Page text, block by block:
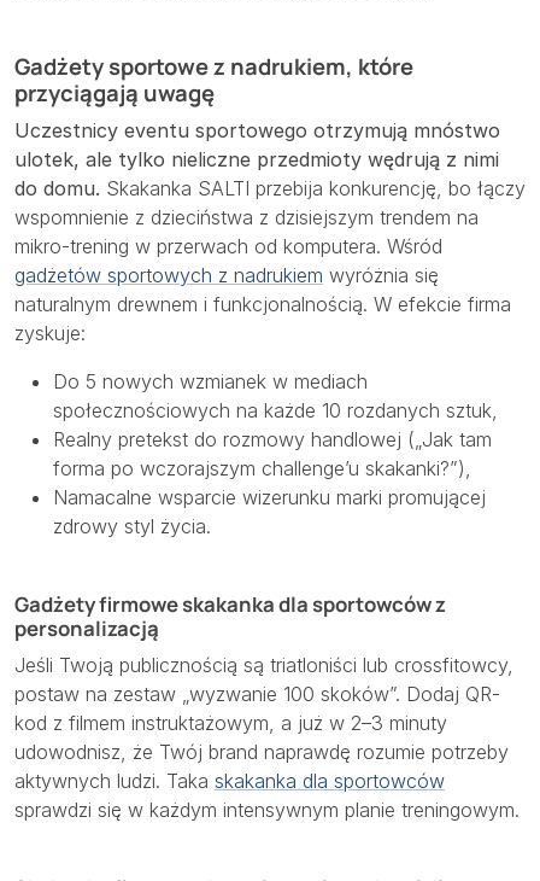
Gadżety sportowe z nadrukiem, które
przyciągają uwagę
Uczestnicy eventu sportowego otrzymują mnóstwo
ulotek, ale tylko nieliczne przedmioty wędrują z nimi
do domu. Skakanka SALTI przebija konkurencję, bo łączy
wspomnienie z dzieciństwa z dzisiejszym trendem na
mikro-trening w przerwach od komputera. Wśród
gadżetów sportowych z nadrukiem wyróżnia się
naturalnym drewnem i funkcjonalnością. W efekcie firma
zyskuje:
Do 5 nowych wzmianek w mediach
społecznościowych na każde 10 rozdanych sztuk,
Realny pretekst do rozmowy handlowej („Jak tam
forma po wczorajszym challenge’u skakanki?”),
Namacalne wsparcie wizerunku marki promującej
zdrowy styl życia.
Gadżety firmowe skakanka dla sportowców z
personalizacją
Jeśli Twoją publicznością są triatloniści lub crossfitowcy,
postaw na zestaw „wyzwanie 100 skoków”. Dodaj QR-
kod z filmem instruktażowym, a już w 2–3 minuty
udowodnisz, że Twój brand naprawdę rozumie potrzeby
aktywnych ludzi. Taka skakanka dla sportowców
sprawdzi się w każdym intensywnym planie treningowym.